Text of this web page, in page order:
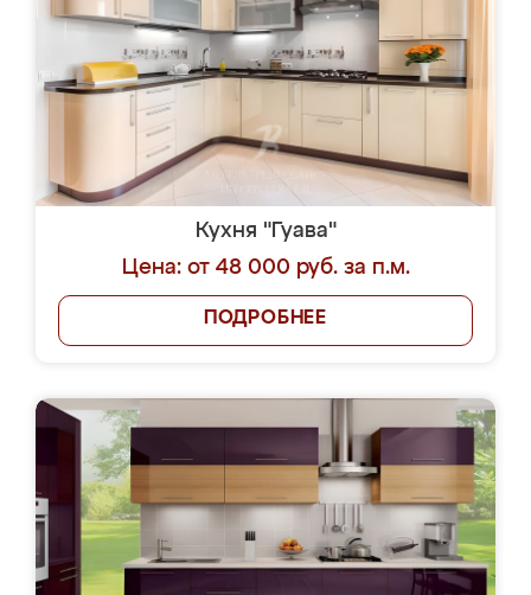
Кухня "Гуава"
Цена: от 48 000 руб. за п.м.
ПОДРОБНЕЕ